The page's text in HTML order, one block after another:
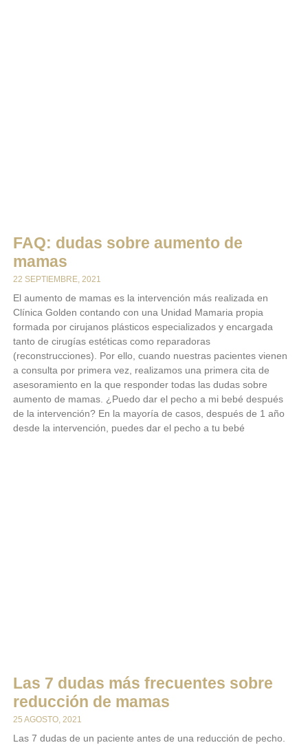
FAQ: dudas sobre aumento de
mamas
22 SEPTIEMBRE, 2021
El aumento de mamas es la intervención más realizada en
Clínica Golden contando con una Unidad Mamaria propia
formada por cirujanos plásticos especializados y encargada
tanto de cirugías estéticas como reparadoras
(reconstrucciones). Por ello, cuando nuestras pacientes vienen
a consulta por primera vez, realizamos una primera cita de
asesoramiento en la que responder todas las dudas sobre
aumento de mamas. ¿Puedo dar el pecho a mi bebé después
de la intervención? En la mayoría de casos, después de 1 año
desde la intervención, puedes dar el pecho a tu bebé
Las 7 dudas más frecuentes sobre
reducción de mamas
25 AGOSTO, 2021
Las 7 dudas de un paciente antes de una reducción de pecho.